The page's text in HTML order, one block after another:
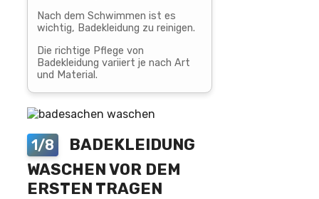
Nach dem Schwimmen ist es
wichtig, Badekleidung zu reinigen.
Die richtige Pflege von
Badekleidung variiert je nach Art
und Material.
1/8
BADEKLEIDUNG
WASCHEN VOR DEM
ERSTEN TRAGEN